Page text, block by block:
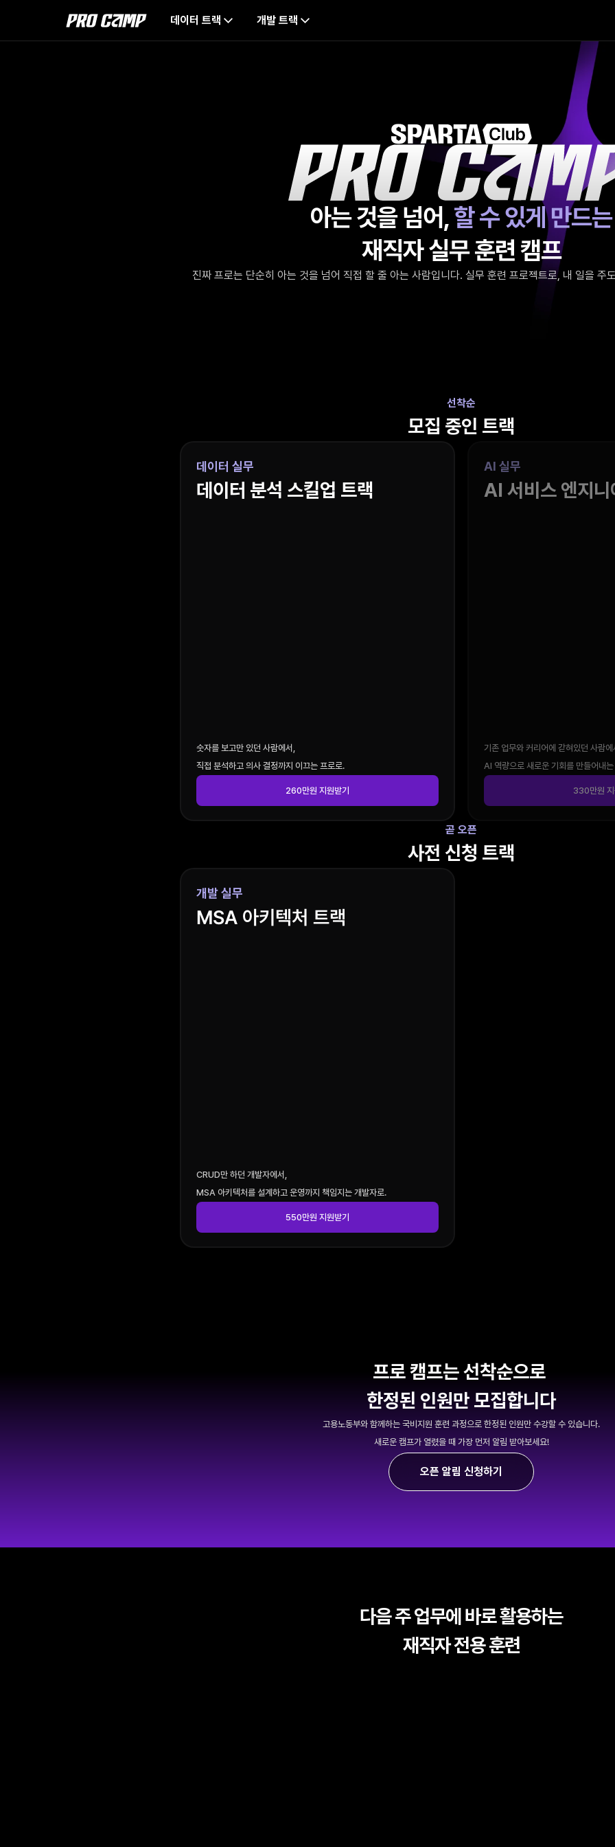
데이터 트랙 개발 트랙
아는 것을 넘어, 할 수 있게 만드는
재직자 실무 훈련 캠프
진짜 프로는 단순히 아는 것을 넘어 직접 할 줄 아는 사람입니다. 실무 훈련 프로젝트로, 내 일을 주
선착순
모집 중인 트랙
데이터 실무
데이터 분석 스킬업 트랙
숫자를 보고만 있던 사람에서,
직접 분석하고 의사 결정까지 이끄는 프로로.
260만원 지원받기
AI 실무
AI 서비스 엔지니
기존 업무와 커리어에 갇혀있던 사람에
AI 역량으로 새로운 기회를 만들어내
330만원 지
곧 오픈
사전 신청 트랙
개발 실무
MSA 아키텍처 트랙
CRUD만 하던 개발자에서,
MSA 아키텍처를 설계하고 운영까지 책임지는 개발자로.
550만원 지원받기
프로 캠프는 선착순으로
한정된 인원만 모집합니다
고용노동부와 함께하는 국비지원 훈련 과정으로 한정된 인원만 수강할 수 있습니다.
새로운 캠프가 열렸을 때 가장 먼저 알림 받아보세요!
오픈 알림 신청하기
다음 주 업무에 바로 활용하는
재직자 전용 훈련